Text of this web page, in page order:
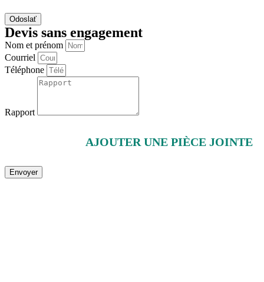
Odoslať
Devis sans engagement
Nom et prénom
Courriel
Téléphone
Rapport
AJOUTER UNE PIÈCE JOINTE
Envoyer